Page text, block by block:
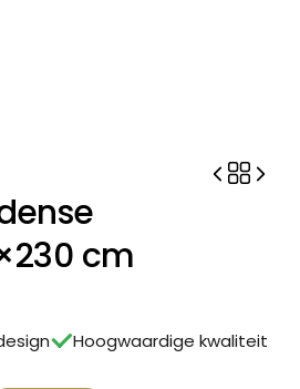
cm
Hoogwaardige kwaliteit